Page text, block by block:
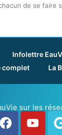
de se
Infolettre
complet La
sur les